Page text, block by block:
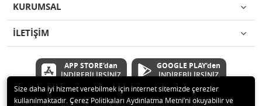
KURUMSAL
İLETİŞİM
APP STORE'dan
İNDİREBİLİRSİNİZ
GOOGLE PLAY'den
İNDİREBİLİRSİNİZ
Size daha iyi hizmet verebilmek için internet sitemizde çerezler
kullanılmaktadır. Çerez Politikaları Aydınlatma Metni’ni okuyabilir ve